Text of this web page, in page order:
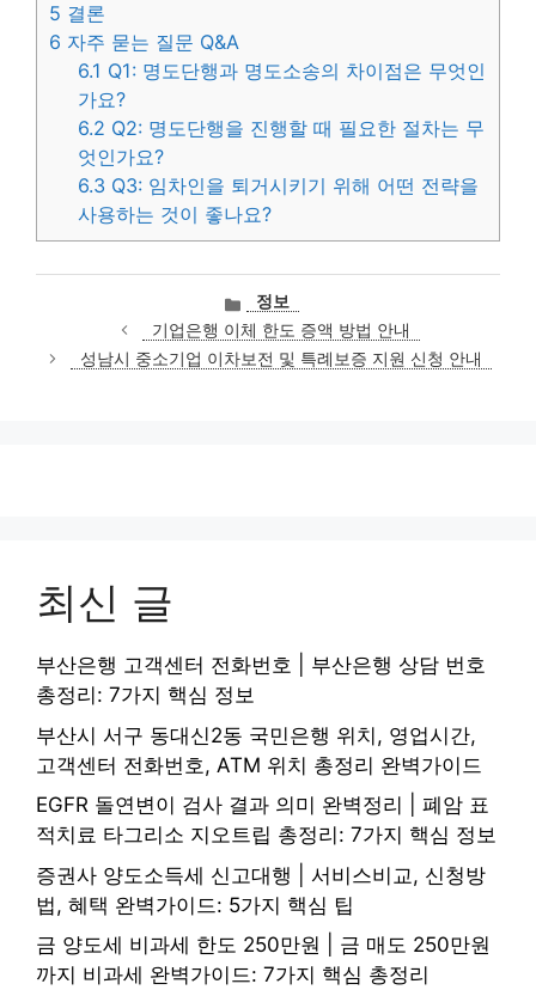
5 결론
6 자주 묻는 질문 Q&A
6.1 Q1: 명도단행과 명도소송의 차이점은 무엇인
가요?
6.2 Q2: 명도단행을 진행할 때 필요한 절차는 무
엇인가요?
6.3 Q3: 임차인을 퇴거시키기 위해 어떤 전략을
사용하는 것이 좋나요?
카
테
고
리
정보
기업은행 이체 한도 증액 방법 안내
성남시 중소기업 이차보전 및 특례보증 지원 신청 안내
최신 글
부산은행 고객센터 전화번호 | 부산은행 상담 번호
총정리: 7가지 핵심 정보
부산시 서구 동대신2동 국민은행 위치, 영업시간,
고객센터 전화번호, ATM 위치 총정리 완벽가이드
EGFR 돌연변이 검사 결과 의미 완벽정리 | 폐암 표
적치료 타그리소 지오트립 총정리: 7가지 핵심 정보
증권사 양도소득세 신고대행 | 서비스비교, 신청방
법, 혜택 완벽가이드: 5가지 핵심 팁
금 양도세 비과세 한도 250만원 | 금 매도 250만원
까지 비과세 완벽가이드: 7가지 핵심 총정리